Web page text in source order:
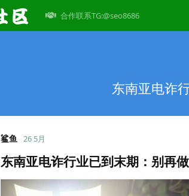
合作联系TG:@seo8686
东南亚电诈
鲨鱼 26 5月
东南亚电诈行业已到末期：别再